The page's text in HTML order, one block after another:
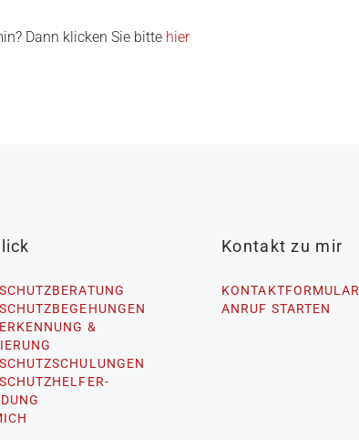
Dann klicken Sie bitte hier
&
Kontakt zu mir
KONTAKTFORMULAR
ANRUF STARTEN